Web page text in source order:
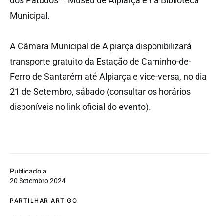
Publicado a
20 Setembro 2024
PARTILHAR ARTIGO
Municipal.
A Câmara Municipal de Alpiarça disponibilizará
transporte gratuito da Estação de Caminho-de-
Ferro de Santarém até Alpiarça e vice-versa, no dia
21 de Setembro, sábado (consultar os horários
disponíveis no link oficial do evento).